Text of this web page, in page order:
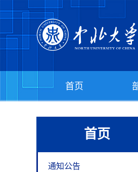
首页
首页
通知公告